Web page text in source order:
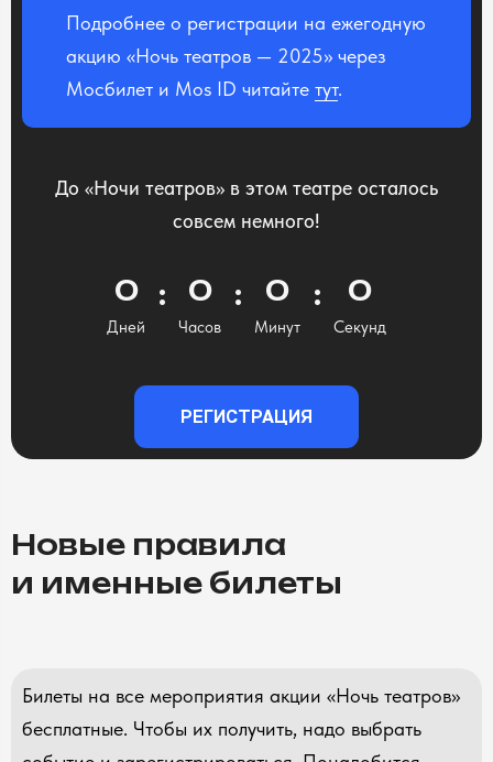
Подробнее о регистрации на ежегодную
акцию «Ночь театров — 2025» через
Мосбилет и Mos ID читайте тут.
До «Ночи театров» в этом театре осталось
совсем немного!
0
Дней
0
Часов
0
Минут
0
Секунд
РЕГИСТРАЦИЯ
Новые правила
и именные билеты
Билеты на все мероприятия акции «Ночь театров»
бесплатные. Чтобы их получить, надо выбрать